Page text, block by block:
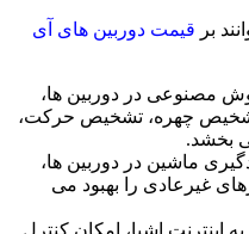
بر قیمت دوربین های آی
مصنوعی در دوربین ها،
تشخیص چهره، تشخیص حرکت،
بخشد.
ماشین در دوربین ها،
غیرعادی را بهبود می